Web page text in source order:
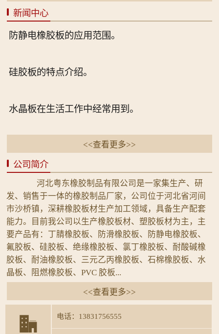
新闻中心
防静电橡胶板的应用范围。
硅胶板的特点介绍。
水晶板在生活工作中经常用到。
<<查看更多>>
公司简介
河北粤东橡胶制品有限公司是一家集生产、研
发、销售于一体的橡胶制品厂家，公司位于河北省河间
市沙桥镇，深耕橡胶板材生产加工领域，具备生产配套
能力。目前我公司以生产橡胶板材、塑胶板材为主，主
要产品有：丁腈橡胶板、防滑橡胶板、防静电橡胶板、
氟胶板、硅胶板、绝缘橡胶板、氯丁橡胶板、耐酸碱橡
胶板、耐油橡胶板、三元乙丙橡胶板、石棉橡胶板、水
晶板、阻燃橡胶板、PVC 胶板...
<<查看更多>>
 电话：13831756555